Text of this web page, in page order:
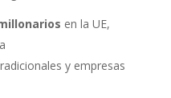
en la UE,
y empresas